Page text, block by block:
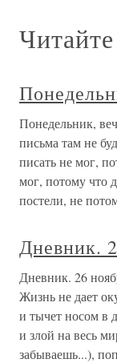
Понедельник,
письма там не
писать не мог,
мог, потому что
постели, не
Дневник.
Дневник. 26
Жизнь не дает
и тычет носом в
и злой на весь
забываешь...),